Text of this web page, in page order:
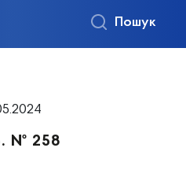
Пошук
№ 258